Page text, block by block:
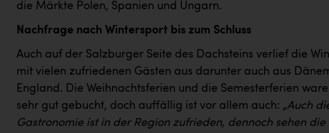
die Märkte Polen, Spanien und Ungarn.
Nachfrage nach Wintersport bis zum Schluss
Auch auf der Salzburger Seite des Dachsteins verlief die
mit vielen zufriedenen Gästen aus darunter auch aus
England. Die Weihnachtsferien und die Semesterferien
sehr gut gebucht, doch auffällig ist vor allem auch: „Auch
Gastronomie ist in der Region zufrieden, dennoch sehen die